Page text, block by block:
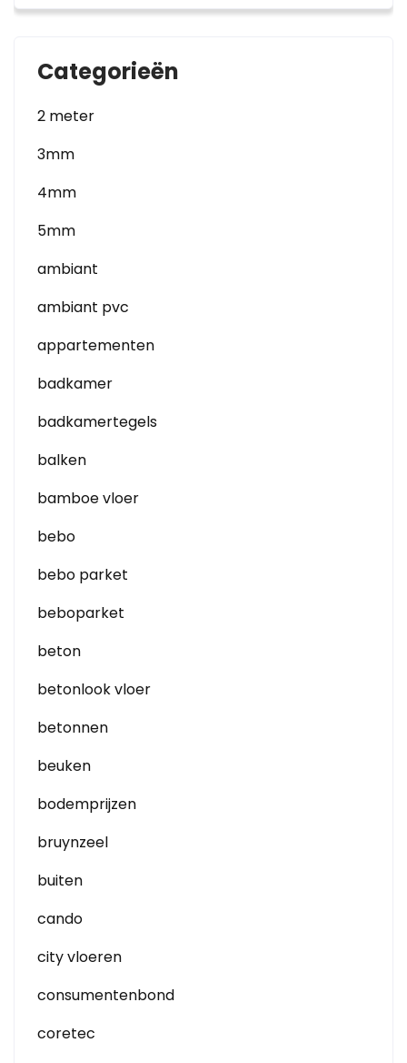
Categorieën
2 meter
3mm
4mm
5mm
ambiant
ambiant pvc
appartementen
badkamer
badkamertegels
balken
bamboe vloer
bebo
bebo parket
beboparket
beton
betonlook vloer
betonnen
beuken
bodemprijzen
bruynzeel
buiten
cando
city vloeren
consumentenbond
coretec